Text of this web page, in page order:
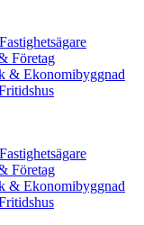
Företag
& Ekonomibyggnad
Företag
& Ekonomibyggnad